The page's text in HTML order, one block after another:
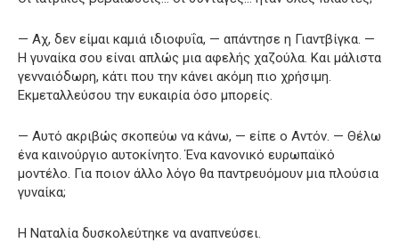
— Αχ, δεν είμαι καμιά ιδιοφυΐα, — απάντησε η Γιαντβίγκα. —
Η γυναίκα σου είναι απλώς μια αφελής χαζούλα. Και μάλιστα
γενναιόδωρη, κάτι που την κάνει ακόμη πιο χρήσιμη.
Εκμεταλλεύσου την ευκαιρία όσο μπορείς.
— Αυτό ακριβώς σκοπεύω να κάνω, — είπε ο Αντόν. — Θέλω
ένα καινούργιο αυτοκίνητο. Ένα κανονικό ευρωπαϊκό
μοντέλο. Για ποιον άλλο λόγο θα παντρευόμουν μια πλούσια
γυναίκα;
Η Ναταλία δυσκολεύτηκε να αναπνεύσει.